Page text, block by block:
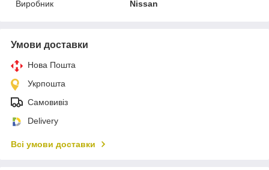
Виробник
Nissan
Умови доставки
Нова Пошта
Укрпошта
Самовивіз
Delivery
Всі умови доставки